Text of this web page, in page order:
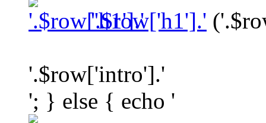
'.$row['h1'].'
'.$row['intro'].'
'; } else { echo '